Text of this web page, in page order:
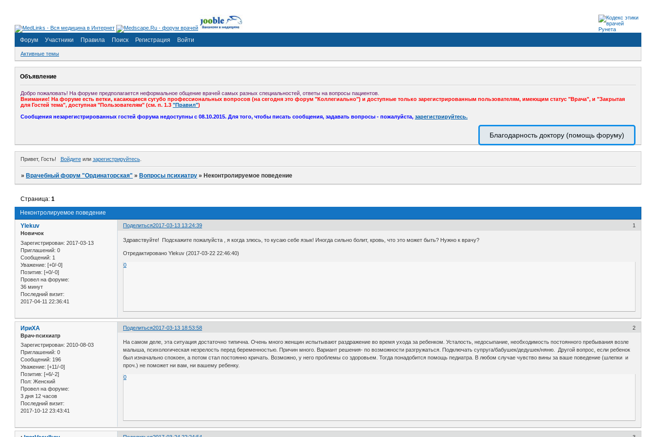
Форум Участники Правила Поиск Регистрация Войти
Активные темы
Объявление
Добро пожаловать! На форуме предполагается неформальное общение врачей самых разных специальностей, ответы на вопросы пациентов.
Внимание! На форуме есть ветки, касающиеся сугубо профессиональных вопросов (на сегодня это форум "Коллегиально") и доступные только зарегистрированным пользователям, имеющим статус "Врача", и "Закрытая
для Гостей тема", доступная "Пользователям" (см. п. 1.3 "Правил")
Сообщения незарегистрированных гостей форума недоступны с 08.10.2015. Для того, чтобы писать сообщения, задавать вопросы - пожалуйста, зарегистрируйтесь.
Благодарность доктору (помощь форуму)
Привет, Гость! Войдитеили зарегистрируйтесь.
» Врачебный форум "Ординаторская" » Вопросы психиатру » Неконтролируемое поведение
Неконтролируемое поведение
Страница:1
Поделиться 1
2017-03-13 13:24:39
Ylekuv
Новичок
Зарегистрирован: 2017-03-13
Приглашений: 0
Сообщений: 1
Уважение: [+0/-0]
Позитив: [+0/-0]
Провел на форуме:
36 минут
Последний визит:
2017-04-11 22:36:41
Здравствуйте! Подскажите пожалуйста , я когда злюсь, то кусаю себе язык! Иногда сильно болит, кровь, что это может быть? Нужно к врачу?
Отредактировано Ylekuv (2017-03-22 22:46:40)
0
Поделиться 2
2017-03-13 18:53:58
ИриХА
Врач-психиатр
Зарегистрирован: 2010-08-03
Приглашений: 0
Сообщений: 196
Уважение: [+11/-0]
Позитив: [+6/-2]
Пол: Женский
Провел на форуме:
3 дня 12 часов
Последний визит:
2017-10-12 23:43:41
На самом деле, эта ситуация достаточно типична. Очень много женщин испытывают раздражение во время ухода за ребенком. Усталость, недосыпание, необходимость постоянного пребывания возле
малыша, психологическая незрелость перед беременностью. Причин много. Вариант решения- по возможности разгружаться. Подключать супруга/бабушек/дедушек/няню. Другой вопрос, если ребенок
был изначально спокоен, а потом стал постоянно кричать. Возможно, у него проблемы со здоровьем. Тогда понадобится помощь педиатра. В любом случае чувство вины за ваше поведение (шлепки и
проч.) не поможет ни вам, ни вашему ребенку.
0